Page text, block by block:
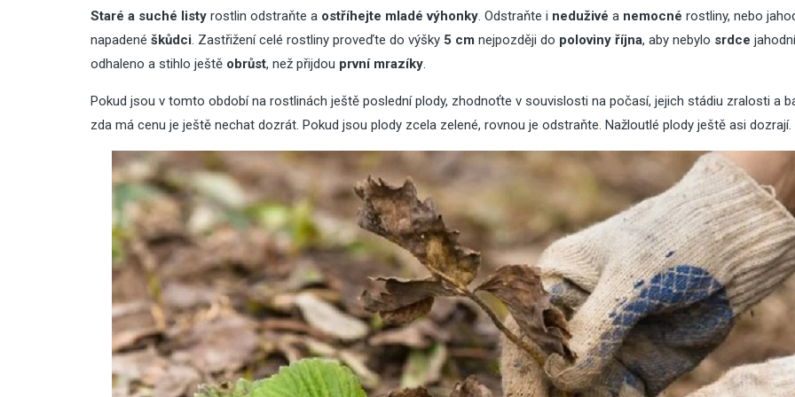
Staré a suché listy rostlin odstraňte a ostříhejte mladé výhonky . Odstraňte i neduživé a nemocné rostliny, nebo
napadené škůdci . Zastřižení celé rostliny proveďte do výšky 5 cm nejpozději do poloviny října, aby nebylo srdce
odhaleno a stihlo ještě obrůst, než přijdou první mrazíky
Pokud jsou v tomto období na rostlinách ještě poslední plody, zhodnoťte v souvislosti na počasí, jejich stádiu zralosti a
zda má cenu je ještě nechat dozrát. Pokud jsou plody zcela zelené, rovnou je odstraňte. Nažloutlé plody ještě asi dozrají.
odjezdem na dovolenou
střechy
Lis
2025
10
Jaká světla se hodí do
kuchyně: Praktické tipy a
doporučení
Čvc
2026
15
Nenáročné
rostliny – 8 tipů,
vydrží
Pro
2025
30
Sirup z rýmovníku
Kvě
2026
02
Nová zelená
2026: jaké
parametry oken
dotace